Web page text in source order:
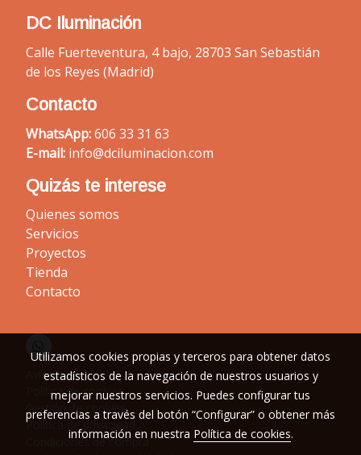
DC Iluminación
Calle Fuerteventura, 4 bajo, 28703 San Sebastián
de los Reyes (Madrid)
Contacto
WhatsApp:606 33 31 63
E-mail: info@dciluminacion.com
Quizás te interese
Quienes somos
Servicios
Proyectos
Tienda
Contacto
Aviso legal
Política de cookies
Gestión de cookies
Política de privacidad
Condiciones de compra
Utilizamos cookies propias y terceros para obtener datos
estadísticos de la navegación de nuestros usuarios y
mejorar nuestros servicios. Puedes configurar tus
preferencias a través del botón “Configurar” o obtener más
información en nuestra Política de cookies.